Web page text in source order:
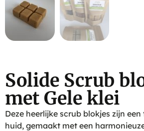
Solide Scrub
met Gele klei
Deze heerlijke scrub blokjes zijn
huid, gemaakt met een